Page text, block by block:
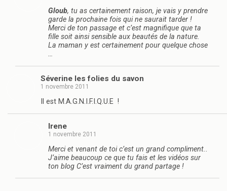
Gloub, tu as certainement raison, je vais y prendre
garde la prochaine fois qui ne saurait tarder !
Merci de ton passage et c’est magnifique que ta
fille soit ainsi sensible aux beautés de la nature.
La maman y est certainement pour quelque chose
…
Séverine les folies du savon
1 novembre 2011
Il est M.A.G.N.I.F.I.Q.U.E !
Irene
1 novembre 2011
Merci et venant de toi c’est un grand compliment..
J’aime beaucoup ce que tu fais et les vidéos sur
ton blog C’est vraiment du grand partage !